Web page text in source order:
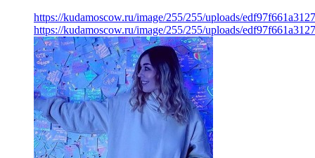
https://kudamoscow.ru/image/255/255/uploads/
https://kudamoscow.ru/image/255/255/uploads/